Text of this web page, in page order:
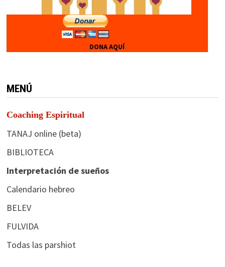
DONA AQUÍ
MENÚ
Coaching Espiritual
TANAJ online (beta)
BIBLIOTECA
Interpretación de sueños
Calendario hebreo
BELEV
FULVIDA
Todas las parshiot